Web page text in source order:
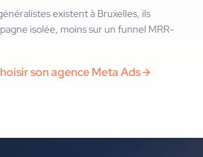
existent à Bruxelles, ils
isolée, moins sur un funnel MRR-
son agence Meta Ads